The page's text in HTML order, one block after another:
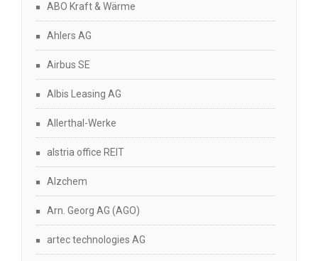
ABO Kraft & Wärme
Ahlers AG
Airbus SE
Albis Leasing AG
Allerthal-Werke
alstria office REIT
Alzchem
Arn. Georg AG (AGO)
artec technologies AG